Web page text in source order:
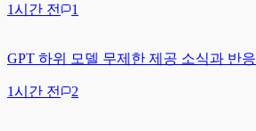
1시간 전 1
GPT 하위 모델 무제한 제공 소식과 반응
1시간 전 2